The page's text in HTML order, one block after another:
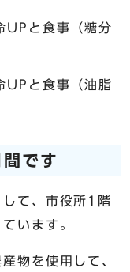
UPと食事（糖分
と食事（油脂
です
て、市役所1階
います。
物を使用して、